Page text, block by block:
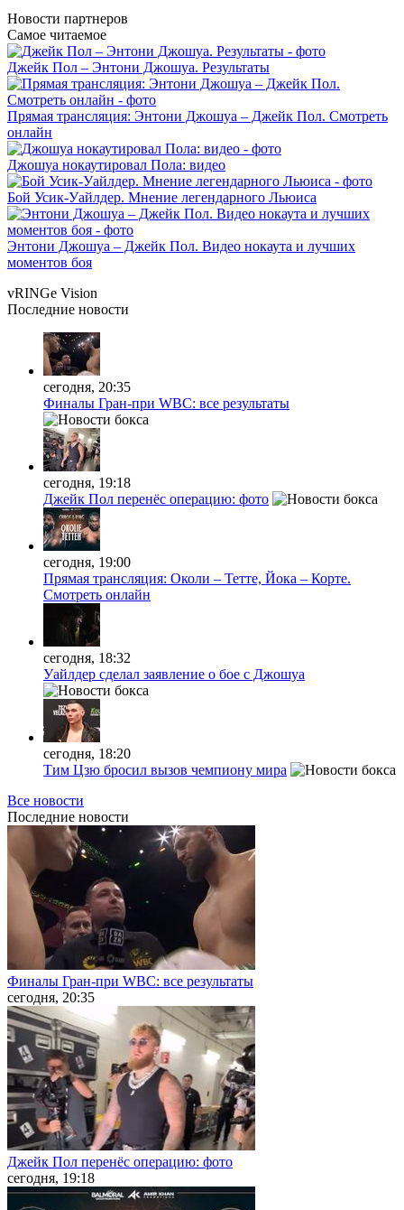
Новости партнеров
Самое читаемое
Джейк Пол – Энтони Джошуа. Результаты
Прямая трансляция: Энтони Джошуа – Джейк Пол. Смотреть
онлайн
Джошуа нокаутировал Пола: видео
Бой Усик-Уайлдер. Мнение легендарного Льюиса
Энтони Джошуа – Джейк Пол. Видео нокаута и лучших
моментов боя
vRINGe Vision
Последние новости
сегодня, 20:35
Финалы Гран-при WBC: все результаты
сегодня, 19:18
Джейк Пол перенёс операцию: фото
сегодня, 19:00
Прямая трансляция: Околи – Тетте, Йока – Корте.
Смотреть онлайн
сегодня, 18:32
Уайлдер сделал заявление о бое с Джошуа
сегодня, 18:20
Тим Цзю бросил вызов чемпиону мира
Все новости
Последние новости
Финалы Гран-при WBC: все результаты
сегодня, 20:35
Джейк Пол перенёс операцию: фото
сегодня, 19:18